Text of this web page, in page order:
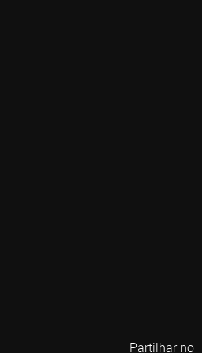
Partilhar no